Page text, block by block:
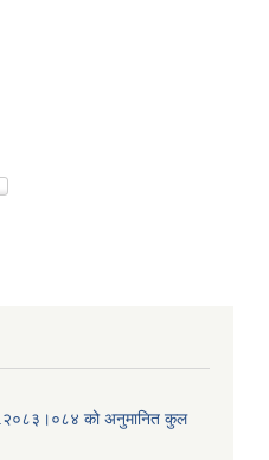
को अनुमानित कुल